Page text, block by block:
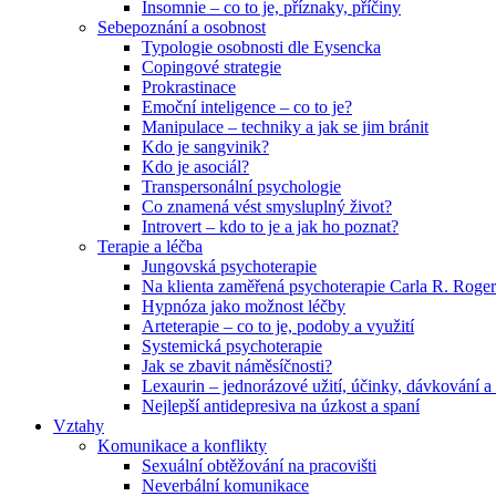
Insomnie – co to je, příznaky, příčiny
Sebepoznání a osobnost
Typologie osobnosti dle Eysencka
Copingové strategie
Prokrastinace
Emoční inteligence – co to je?
Manipulace – techniky a jak se jim bránit
Kdo je sangvinik?
Kdo je asociál?
Transpersonální psychologie
Co znamená vést smysluplný život?
Introvert – kdo to je a jak ho poznat?
Terapie a léčba
Jungovská psychoterapie
Na klienta zaměřená psychoterapie Carla R.
Hypnóza jako možnost léčby
Arteterapie – co to je, podoby a využití
Systemická psychoterapie
Jak se zbavit náměsíčnosti?
Lexaurin – jednorázové užití, účinky, dávkování a
Nejlepší antidepresiva na úzkost a spaní
Vztahy
Komunikace a konflikty
Sexuální obtěžování na pracovišti
Neverbální komunikace